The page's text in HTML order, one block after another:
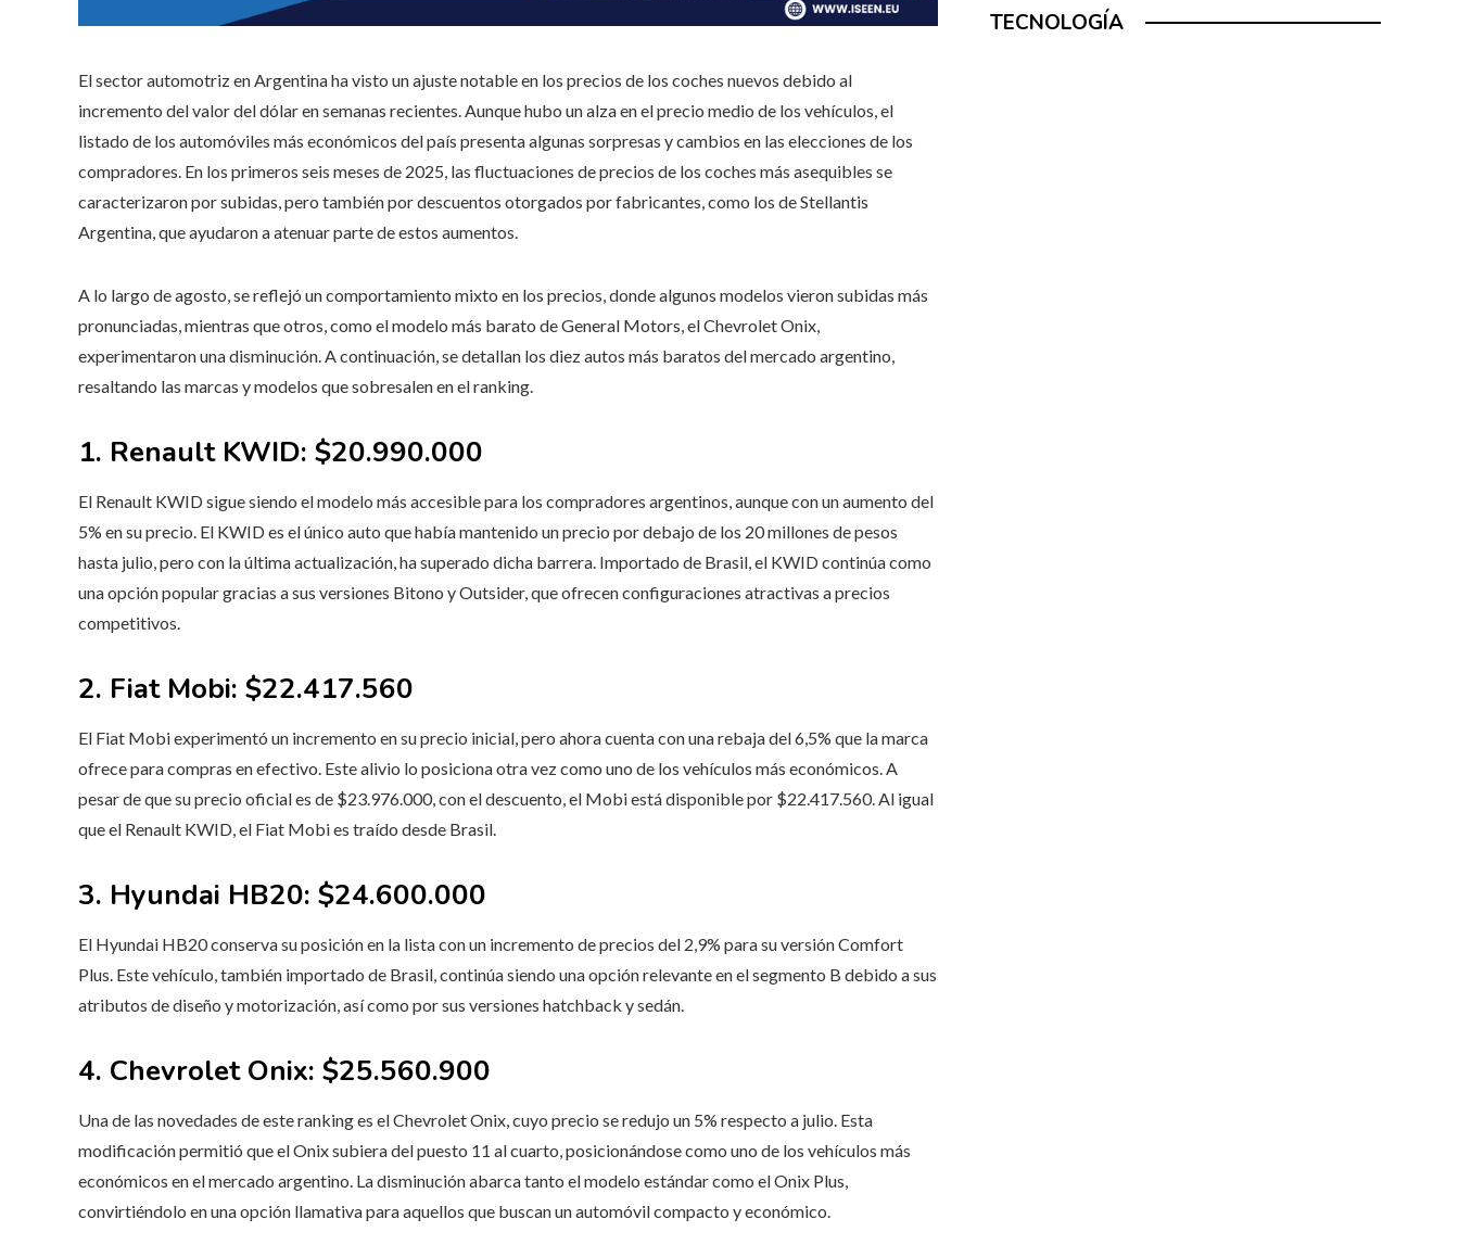
El sector automotriz en Argentina ha visto un ajuste notable en los precios de los coches nuevos debido al
incremento del valor del dólar en semanas recientes. Aunque hubo un alza en el precio medio de los vehículos, el
listado de los automóviles más económicos del país presenta algunas sorpresas y cambios en las elecciones de los
compradores. En los primeros seis meses de 2025, las fluctuaciones de precios de los coches más asequibles se
caracterizaron por subidas, pero también por descuentos otorgados por fabricantes, como los de Stellantis
Argentina, que ayudaron a atenuar parte de estos aumentos.
A lo largo de agosto, se reflejó un comportamiento mixto en los precios, donde algunos modelos vieron subidas más
pronunciadas, mientras que otros, como el modelo más barato de General Motors, el Chevrolet Onix,
experimentaron una disminución. A continuación, se detallan los diez autos más baratos del mercado argentino,
resaltando las marcas y modelos que sobresalen en el ranking.
1. Renault KWID: $20.990.000
El Renault KWID sigue siendo el modelo más accesible para los compradores argentinos, aunque con un aumento del
5% en su precio. El KWID es el único auto que había mantenido un precio por debajo de los 20 millones de pesos
hasta julio, pero con la última actualización, ha superado dicha barrera. Importado de Brasil, el KWID continúa como
una opción popular gracias a sus versiones Bitono y Outsider, que ofrecen configuraciones atractivas a precios
competitivos.
2. Fiat Mobi: $22.417.560
El Fiat Mobi experimentó un incremento en su precio inicial, pero ahora cuenta con una rebaja del 6,5% que la marca
ofrece para compras en efectivo. Este alivio lo posiciona otra vez como uno de los vehículos más económicos. A
pesar de que su precio oficial es de $23.976.000, con el descuento, el Mobi está disponible por $22.417.560. Al igual
que el Renault KWID, el Fiat Mobi es traído desde Brasil.
3. Hyundai HB20: $24.600.000
El Hyundai HB20 conserva su posición en la lista con un incremento de precios del 2,9% para su versión Comfort
Plus. Este vehículo, también importado de Brasil, continúa siendo una opción relevante en el segmento B debido a sus
atributos de diseño y motorización, así como por sus versiones hatchback y sedán.
4. Chevrolet Onix: $25.560.900
Una de las novedades de este ranking es el Chevrolet Onix, cuyo precio se redujo un 5% respecto a julio. Esta
modificación permitió que el Onix subiera del puesto 11 al cuarto, posicionándose como uno de los vehículos más
económicos en el mercado argentino. La disminución abarca tanto el modelo estándar como el Onix Plus,
convirtiéndolo en una opción llamativa para aquellos que buscan un automóvil compacto y económico.
TECNOLOGÍA